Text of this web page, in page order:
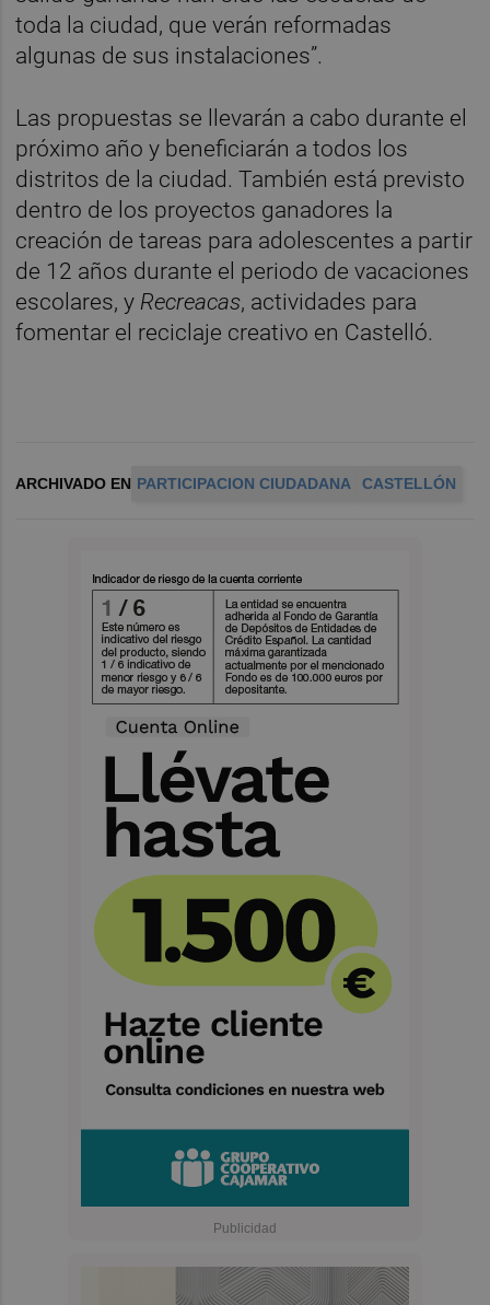
toda la ciudad, que verán reformadas
algunas de sus instalaciones”.
Las propuestas se llevarán a cabo durante el
próximo año y beneficiarán a todos los
distritos de la ciudad. También está previsto
dentro de los proyectos ganadores la
creación de tareas para adolescentes a partir
de 12 años durante el periodo de vacaciones
escolares, y Recreacas, actividades para
fomentar el reciclaje creativo en Castelló.
ARCHIVADO EN PARTICIPACION CIUDADANA CASTELLÓN